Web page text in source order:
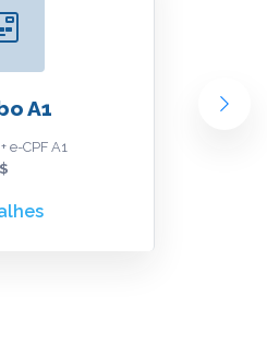
A1
e-CPF A1